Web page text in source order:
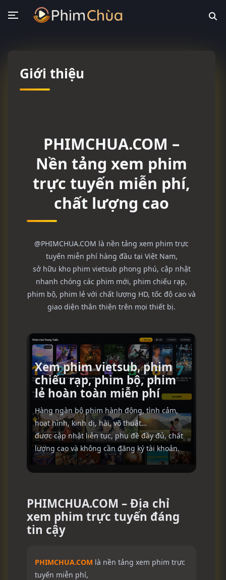
Giới thiệu
PHIMCHUA.COM –
Nền tảng xem phim
trực tuyến miễn phí,
chất lượng cao
@PHIMCHUA.COM là nền tảng xem phim trực
tuyến miễn phí hàng đầu tại Việt Nam,
sở hữu kho phim vietsub phong phú, cập nhật
nhanh chóng các phim mới, phim chiếu rạp,
phim bộ, phim lẻ với chất lượng HD, tốc độ cao và
giao diện thân thiện trên mọi thiết bị.
Xem phim vietsub, phim
chiếu rạp, phim bộ, phim
lẻ hoàn toàn miễn phí
Hàng ngàn bộ phim hành động, tình cảm,
hoạt hình, kinh dị, hài, võ thuật…
được cập nhật liên tục, phụ đề đầy đủ, chất
lượng cao và không cần đăng ký tài khoản.
PHIMCHUA.COM – Địa chỉ
xem phim trực tuyến đáng
tin cậy
PHIMCHUA.COM là nền tảng xem phim trực
tuyến miễn phí,